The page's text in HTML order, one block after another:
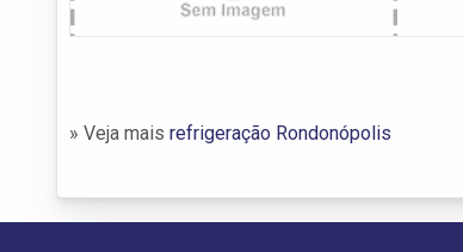
» Veja mais refrigeração Rondonópolis